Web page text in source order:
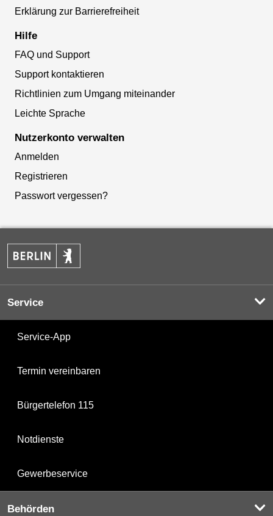
Erklärung zur Barrierefreiheit
Hilfe
FAQ und Support
Support kontaktieren
Richtlinien zum Umgang miteinander
Leichte Sprache
Nutzerkonto verwalten
Anmelden
Registrieren
Passwort vergessen?
Service
Service-App
Termin vereinbaren
Bürgertelefon 115
Notdienste
Gewerbeservice
Behörden